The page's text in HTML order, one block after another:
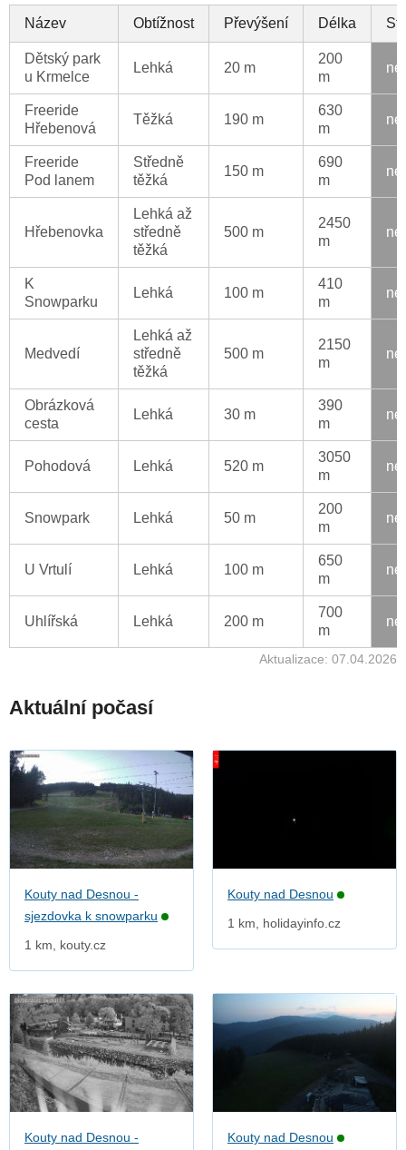
Název Obtížnost Převýšení Délka
Dětský park
u Krmelce
Lehká 20 m
200
m
Freeride
Hřebenová
Těžká 190 m
630
m
Freeride
Pod lanem
Středně
těžká
150 m
690
m
Hřebenovka
Lehká až
středně
těžká
500 m
2450
m
K
Snowparku
Lehká 100 m
410
m
Medvedí
Lehká až
středně
těžká
500 m
2150
m
Obrázková
cesta
Lehká 30 m
390
m
Pohodová Lehká 520 m
3050
m
Snowpark Lehká 50 m
200
m
U Vrtulí Lehká 100 m
650
m
Uhlířská Lehká 200 m
700
m
Aktualizace: 07.04.2026
Aktuální počasí
Kouty nad Desnou -
sjezdovka k snowparku
1 km, kouty.cz
Kouty nad Desnou
1 km, holidayinfo.cz
Kouty nad Desnou -
Kouty nad Desnou